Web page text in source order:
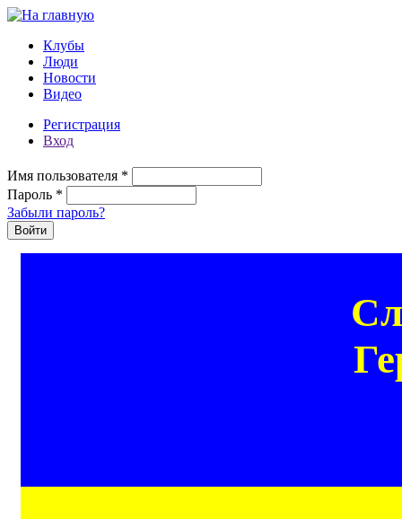
Перейти к основному содержанию
Клубы
Люди
Новости
Видео
Регистрация
Вход
Имя пользователя *
Пароль *
Забыли пароль?